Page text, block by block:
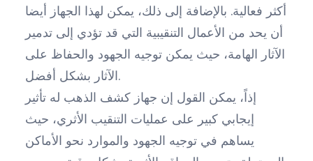
أكثر فعالية. بالإضافة إلى ذلك، يمكن لهذا الجهاز أيضا
أن يحد من الأعمال التنقيبية التي قد تؤدي إلى تدمير
الآثار الهامة، حيث يمكن توجيه الجهود والحفاظ على
الآثار بشكل أفضل.
إذاً، يمكن القول إن جهاز كشف الذهب له تأثير
إيجابي كبير على عمليات التنقيب الأثري، حيث
يساهم في توجيه الجهود والموارد نحو الأماكن